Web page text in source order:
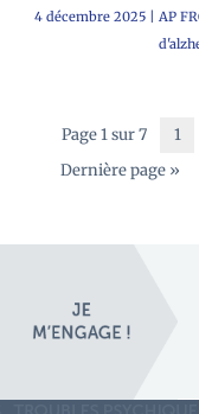
4 décembre 2025 AP
Page 1 sur 7 1
Dernière page »